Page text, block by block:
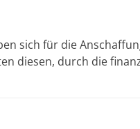
sich für die
diesen, durch die